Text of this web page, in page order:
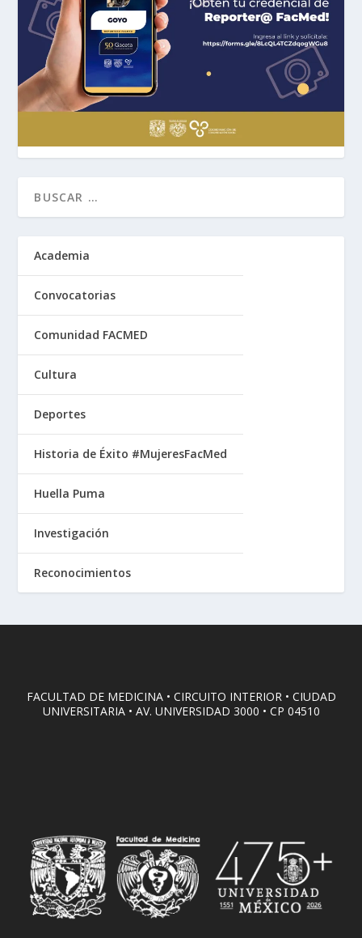
Academia
Convocatorias
Comunidad FACMED
Cultura
Deportes
Historia de Éxito #MujeresFacMed
Huella Puma
Investigación
Reconocimientos
FACULTAD DE MEDICINA • CIRCUITO INTERIOR • CIUDAD
UNIVERSITARIA • AV. UNIVERSIDAD 3000 • CP 04510